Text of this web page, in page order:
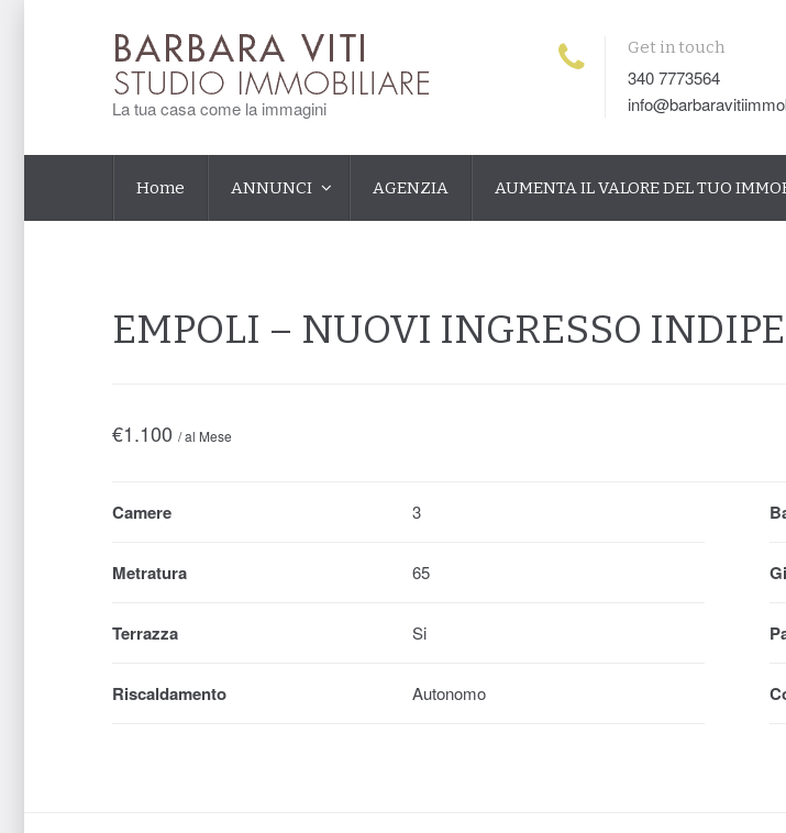
La tua casa come la immagini
Get in touch
340 7773564
Home ANNUNCI AGENZIA AUMENTA IL VALORE DEL TUO
EMPOLI – NUOVI INGRESSO
€1.100 / al Mese
Camere 3
Metratura 65
Terrazza Si
Riscaldamento Autonomo